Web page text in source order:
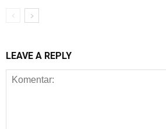
LEAVE A REPLY